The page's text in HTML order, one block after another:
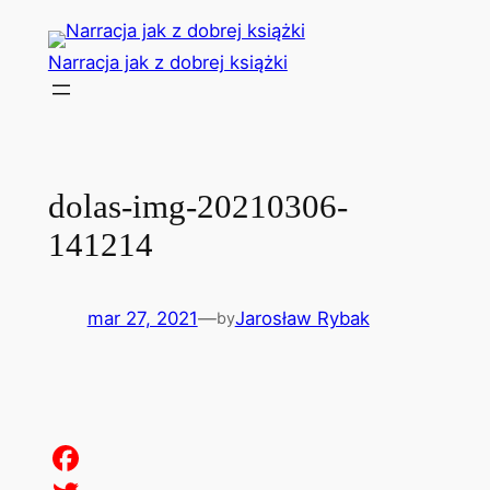
Przejdź
treści
Narracja jak z dobrej książki
dolas-img-20210306-
141214
mar 27, 2021—byJarosław Rybak